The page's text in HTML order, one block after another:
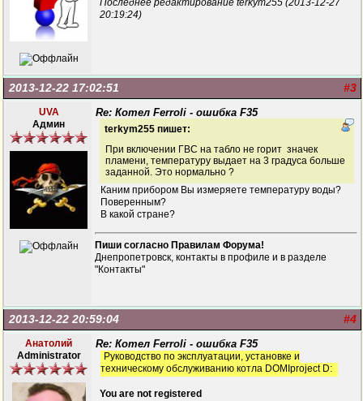
Последнее редактирование terkym255 (2013-12-27
20:19:24)
#3
2013-12-22 17:02:51
UVA
Админ
Re: Котел Ferroli - ошибка F35
terkym255 пишет:
При включении ГВС на табло не горит значек
пламени, температуру выдает на 3 градуса больше
заданной. Это нормально ?
Каним прибором Вы измеряете температуру воды?
Поверенным?
В какой стране?
Пиши согласно Правилам Форума!
Днепропетровск, контакты в профиле и в разделе
"Контакты"
#4
2013-12-22 20:59:04
Анатолий
Administrator
Re: Котел Ferroli - ошибка F35
Руководство по эксплуатации, установке и
техническому обслуживанию котла DOMIproject D:
You are not registered